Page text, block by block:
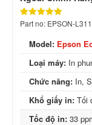
Part no: EPSON-
Model: Epson
Loại máy: In
Chức năng: In,
Khổ giấy in: Tối
Tốc độ in: 33